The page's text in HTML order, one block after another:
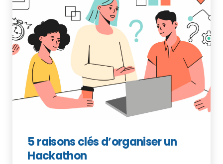
5 raisons clés d’organiser un
Hackathon